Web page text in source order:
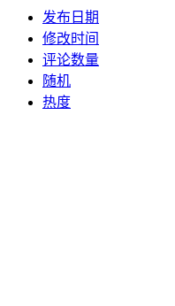
发布日期
修改时间
评论数量
随机
热度